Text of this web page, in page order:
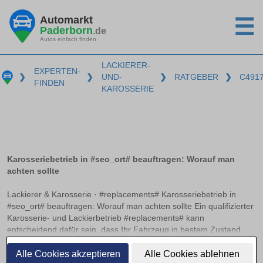
Alle Cookies akzeptieren Alle Cookies ablehnen
Automarkt
Paderborn.de
Autos einfach finden ☰
❯
EXPERTEN-
FINDEN
❯
LACKIERER-
UND-
KAROSSERIE
❯ RATGEBER ❯
Karosseriebetrieb in #seo_ort# beauftragen: Worauf man
achten sollte
Lackierer & Karosserie · #replacements# Karosseriebetrieb in
#seo_ort# beauftragen: Worauf man achten sollte Ein qualifizierter
Karosserie- und Lackierbetrieb #replacements# kann
entscheidend dafür sein, dass Ihr Fahrzeug in bestem Zustand
erstrahlt. Doch woran erkennt man einen solchen Betrieb? Neben
relevanten Zertifizierungen und einer präzisen
weiterlesen